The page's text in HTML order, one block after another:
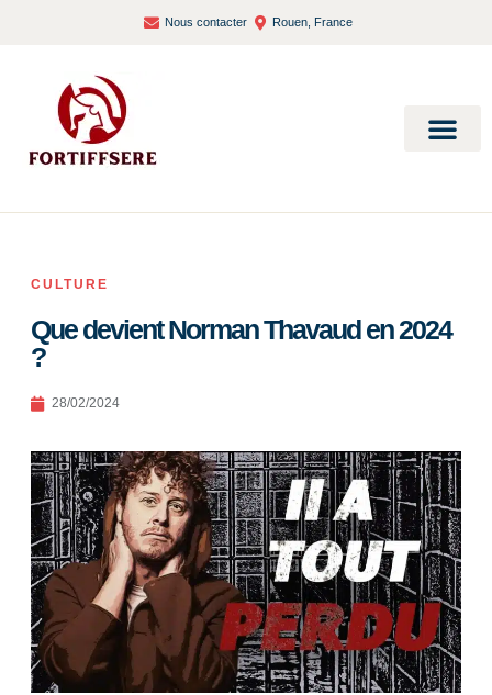
Nous contacter Rouen, France
CULTURE
Que devient Norman Thavaud en 2024
?
28/02/2024